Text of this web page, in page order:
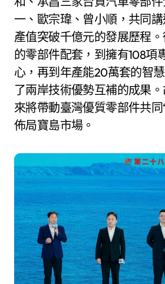
一、歐宗瑋、曾小順，共同
產值突破千億元的發展歷程
的零部件配套，到擁有108項
心，再到年產能20萬套的智
了兩岸技術優勢互補的成果
來將帶動臺灣優質零部件共
佈局寶島市場。